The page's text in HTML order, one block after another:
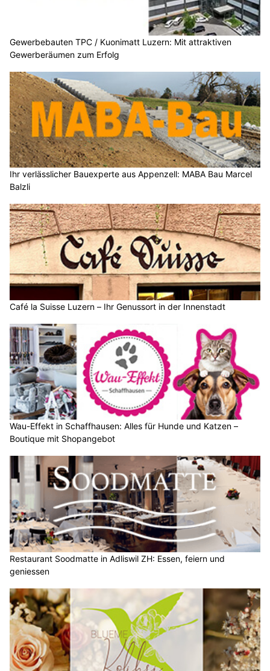
Gewerbebauten TPC / Kuonimatt Luzern: Mit attraktiven
Gewerberäumen zum Erfolg
Ihr verlässlicher Bauexperte aus Appenzell: MABA Bau Marcel
Balzli
Café la Suisse Luzern – Ihr Genussort in der Innenstadt
Wau-Effekt in Schaffhausen: Alles für Hunde und Katzen –
Boutique mit Shopangebot
Restaurant Soodmatte in Adliswil ZH: Essen, feiern und
geniessen